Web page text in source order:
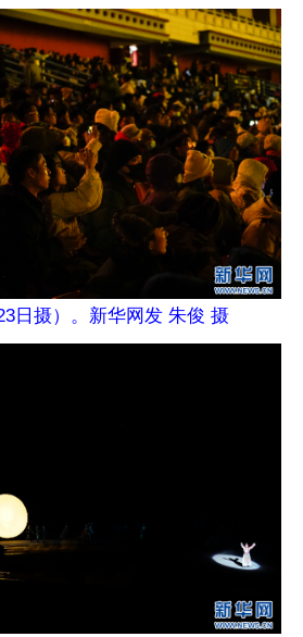
日摄）。新华网发 朱俊 摄